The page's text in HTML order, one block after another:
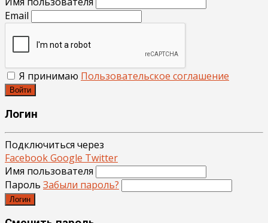
Email
Я принимаю Пользовательское соглашение
Войти
Логин
Подключиться через
FacebookGoogle Twitter
Имя пользователя
Пароль Забыли пароль?
Логин